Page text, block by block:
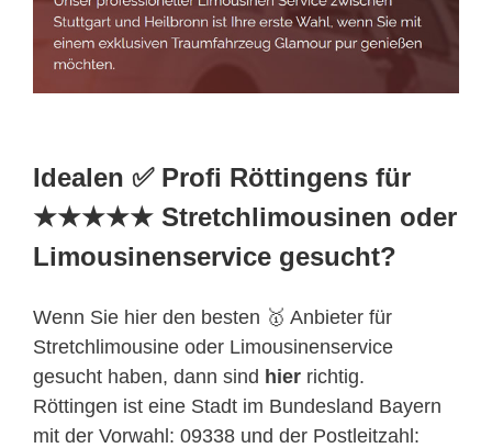
Idealen ✅ Profi Röttingens für
★★★★★ Stretchlimousinen oder
Limousinenservice gesucht?
Wenn Sie hier den besten 🥇 Anbieter für
Stretchlimousine oder Limousinenservice
gesucht haben, dann sind hier richtig.
Röttingen ist eine Stadt im Bundesland Bayern
mit der Vorwahl: 09338 und der Postleitzahl: